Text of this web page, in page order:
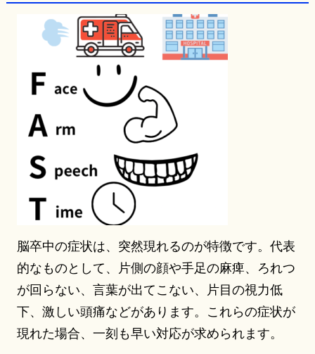
脳卒中の症状は、突然現れるのが特徴です。代表
的なものとして、片側の顔や手足の麻痺、ろれつ
が回らない、言葉が出てこない、片目の視力低
下、激しい頭痛などがあります。これらの症状が
現れた場合、一刻も早い対応が求められます。